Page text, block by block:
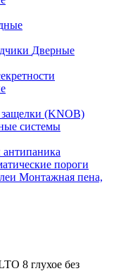
Дверные
(KNOB)
системы
пороги
Монтажная пена,
8 глухое без